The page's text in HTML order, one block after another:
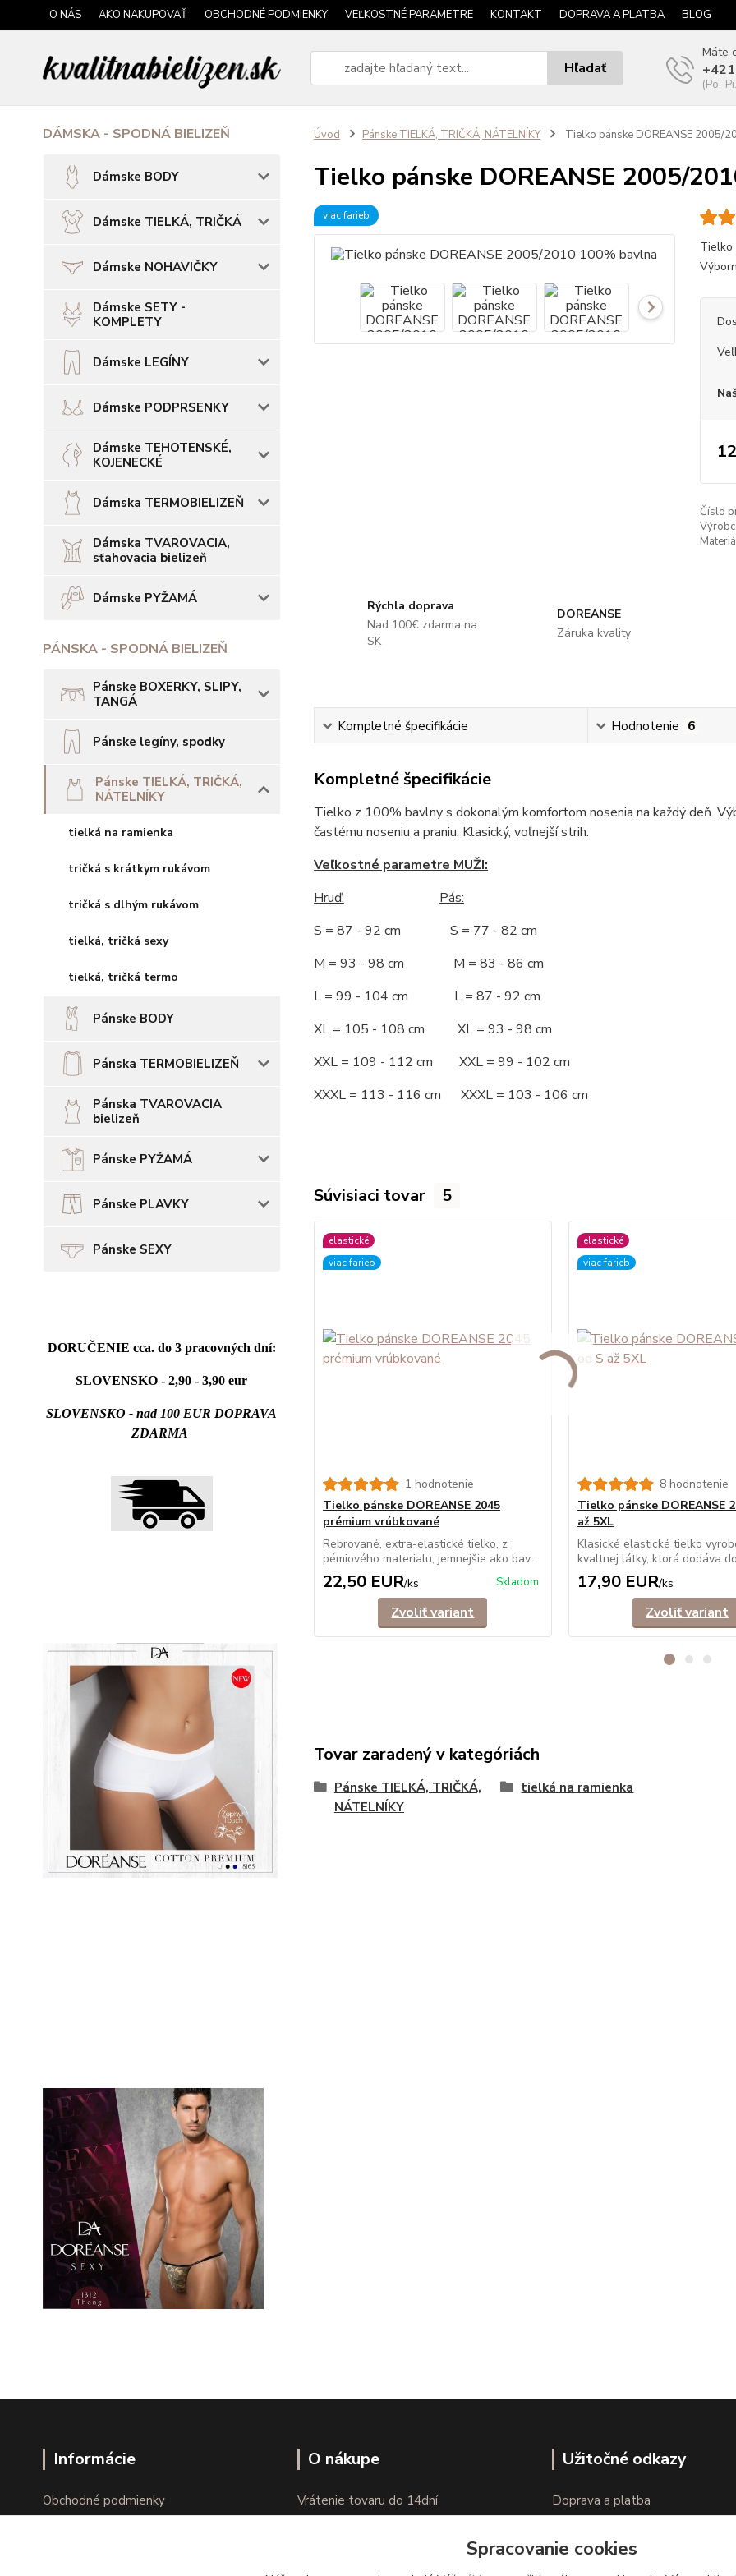
O NÁS AKO NAKUPOVAŤ OBCHODNÉ PODMIENKY VEĽKOSTNÉ PARAMETRE KONTAKT DOPRAVA A PLATBA BLOG
Hľadať
Máte
(Po.-
DÁMSKA - SPODNÁ BIELIZEŇ
Dámske BODY
Dámske TIELKÁ, TRIČKÁ
Dámske NOHAVIČKY
Dámske SETY -
KOMPLETY
Dámske LEGÍNY
Dámske PODPRSENKY
Dámske TEHOTENSKÉ,
KOJENECKÉ
Dámska TERMOBIELIZEŇ
Dámska TVAROVACIA,
sťahovacia bielizeň
Dámske PYŽAMÁ
PÁNSKA - SPODNÁ BIELIZEŇ
Pánske BOXERKY, SLIPY,
TANGÁ
Pánske legíny, spodky
Pánske TIELKÁ, TRIČKÁ,
NÁTELNÍKY
tielká na ramienka
tričká s krátkym rukávom
tričká s dlhým rukávom
tielká, tričká sexy
tielká, tričká termo
Pánske BODY
Pánska TERMOBIELIZEŇ
Pánska TVAROVACIA
bielizeň
Pánske PYŽAMÁ
Pánske PLAVKY
Pánske SEXY
DORUČENIE cca. do 3 pracovných dní:
SLOVENSKO - 2,90 - 3,90 eur
SLOVENSKO - nad 100 EUR DOPRAVA
ZDARMA
Úvod Pánske TIELKÁ, TRIČKÁ, NÁTELNÍKY Tielko pánske DOREANSE 2005/
Tielko pánske DOREANSE 2005/
viac farieb
Tielko
Číslo
Rýchla doprava
Nad 100€ zdarma na
SK
DOREANSE
Záruka kvality
Kompletné špecifikácie Hodnotenie 6
Kompletné špecifikácie
Tielko z 100% bavlny s dokonalým komfortom nosenia na každý deň.
častému noseniu a praniu. Klasický, voľnejší strih.
Veľkostné parametre MUŽI:
Hruď:
Pás:
S = 87 - 92 cm S = 77 - 82 cm
M = 93 - 98 cm M = 83 - 86 cm
L = 99 - 104 cm L = 87 - 92 cm
XL = 105 - 108 cm XL = 93 - 98 cm
XXL = 109 - 112 cm XXL = 99 - 102 cm
XXXL = 113 - 116 cm XXXL = 103 - 106 cm
Súvisiaci tovar 5
elastické
viac farieb
1 hodnotenie
Tielko pánske DOREANSE 2045
prémium vrúbkované
Rebrované, extra-elastické tielko, z
pémiového materialu, jemnejšie ako bav...
22,50 EUR/ks Skladom
Zvoliť variant
elastické
viac farieb
8 hodnotenie
Tielko pánske DOREANSE
až 5XL
Klasické elastické tielko
kvaltnej látky, ktorá dodáva
17,90 EUR/ks
Zvoliť variant
Tovar zaradený v kategóriách
Pánske TIELKÁ, TRIČKÁ,
NÁTELNÍKY
tielká na ramienka
Informácie
Obchodné podmienky
O nákupe
Vrátenie tovaru do 14dní
Užitočné odkazy
Doprava a platba
Spracovanie cookies